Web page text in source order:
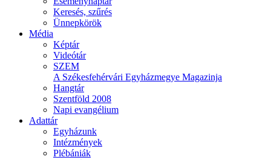
Keresés, szűrés
Ünnepkörök
Média
Képtár
Videótár
SZEM
A Székesfehérvári Egyházmegye Magazinja
Hangtár
Szentföld 2008
Napi evangélium
Adattár
Egyházunk
Intézmények
Plébániák